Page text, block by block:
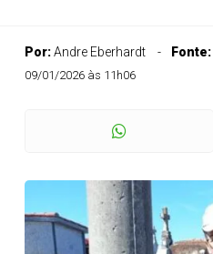
Por:Andre Eberhardt Fonte:
09/01/2026 às 11h06